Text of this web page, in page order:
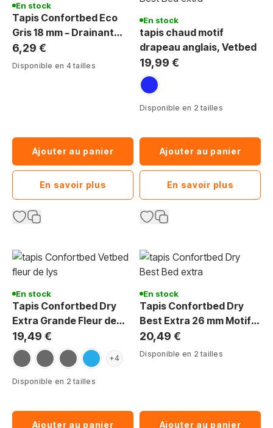
En stock
Tapis Confortbed Eco
Gris 18 mm – Drainant
Élevage (Meilleur Prix)
6,29 €
Disponible en 4 tailles
Ajouter au panier
En savoir plus
En stock
tapis chaud motif
drapeau anglais, Vetbed
19,99 €
anglais-Union Jack
Disponible en 2 tailles
Ajouter au panier
En savoir plus
En stock
Tapis Confortbed Dry
Extra Grande Fleur de
Lys 26 mm
19,49 €
anthracite-bleu-blanc
anthracite-rose-blanc
anthracite-vison-jaune
bleu clair-bleu fonce-blanc
+4
Disponible en 2 tailles
Ajouter au panier
En stock
Tapis Confortbed Dry
Best Extra 26 mm Motif
Drapeau Américain
20,49 €
Disponible en 2 tailles
Ajouter au panier